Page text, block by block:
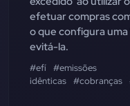
efetuar compras
o que configura
evitá-la.
#efí #emissões
idênticas #cobranças